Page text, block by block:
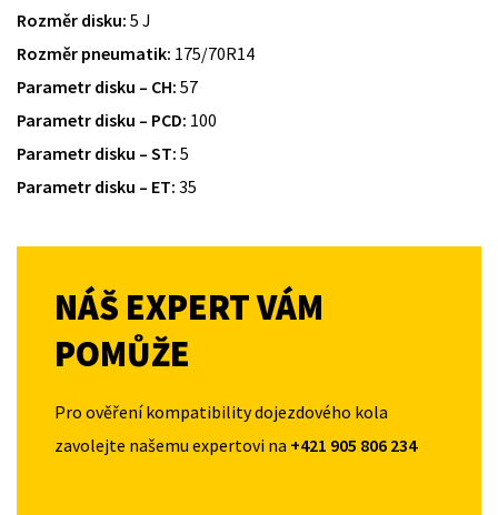
Rozměr disku: 5 J
Rozměr pneumatik: 175/70R14
Parametr disku – CH: 57
Parametr disku – PCD: 100
Parametr disku – ST: 5
Parametr disku – ET: 35
NÁŠ EXPERT VÁM
POMŮŽE
Pro ověření kompatibility dojezdového kola
zavolejte našemu expertovi na +421 905 806 234